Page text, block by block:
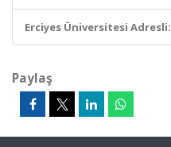
Erciyes Üniversitesi Adresli:
Paylaş